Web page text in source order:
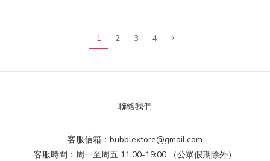
1 2 3 4
聯絡我們
客服信箱：bubblextore@gmail.com
客服時間：周一至周五 11:00-19:00 （公眾假期除外）